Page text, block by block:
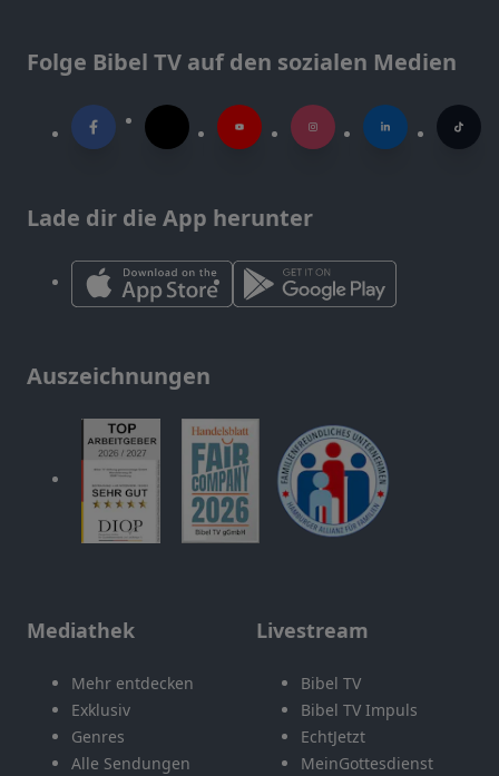
Folge Bibel TV auf den sozialen Medien
Lade dir die App herunter
Auszeichnungen
Mediathek
Mehr entdecken
Exklusiv
Genres
Alle Sendungen
Livestream
Bibel TV
Bibel TV Impuls
EchtJetzt
MeinGottesdienst